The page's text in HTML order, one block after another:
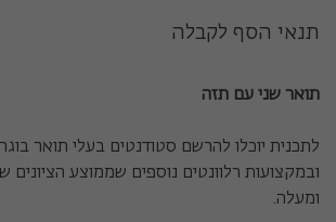
תנאי הסף לקבלה
תואר שני עם תזה
ל
ומעלה.